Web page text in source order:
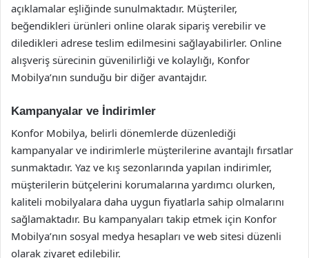
açıklamalar eşliğinde sunulmaktadır. Müşteriler,
beğendikleri ürünleri online olarak sipariş verebilir ve
diledikleri adrese teslim edilmesini sağlayabilirler. Online
alışveriş sürecinin güvenilirliği ve kolaylığı, Konfor
Mobilya’nın sunduğu bir diğer avantajdır.
Kampanyalar ve İndirimler
Konfor Mobilya, belirli dönemlerde düzenlediği
kampanyalar ve indirimlerle müşterilerine avantajlı fırsatlar
sunmaktadır. Yaz ve kış sezonlarında yapılan indirimler,
müşterilerin bütçelerini korumalarına yardımcı olurken,
kaliteli mobilyalara daha uygun fiyatlarla sahip olmalarını
sağlamaktadır. Bu kampanyaları takip etmek için Konfor
Mobilya’nın sosyal medya hesapları ve web sitesi düzenli
olarak ziyaret edilebilir.